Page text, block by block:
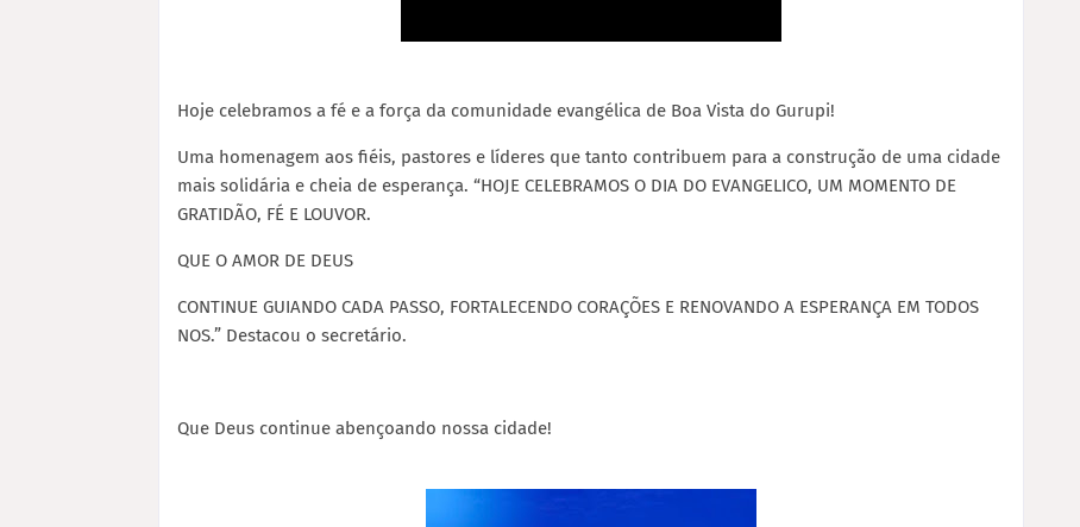
Hoje celebramos a fé e a força da comunidade evangélica de Boa Vista do Gurupi!
Uma homenagem aos fiéis, pastores e líderes que tanto contribuem para a construção de uma cidade
mais solidária e cheia de esperança. “HOJE CELEBRAMOS O DIA DO EVANGELICO, UM MOMENTO DE
GRATIDÃO, FÉ E LOUVOR.
QUE O AMOR DE DEUS
CONTINUE GUIANDO CADA PASSO, FORTALECENDO CORAÇÕES E RENOVANDO A ESPERANÇA EM TODOS
NOS.” Destacou o secretário.
Que Deus continue abençoando nossa cidade!